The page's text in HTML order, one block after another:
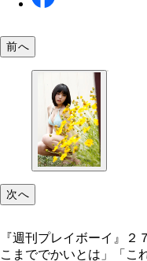
前へ
次へ
『週刊プレイボーイ』
こまででかいとは」「こ